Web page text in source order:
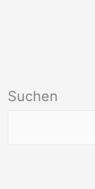
Suchen